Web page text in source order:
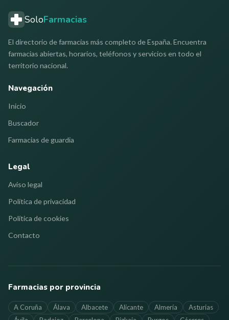
SoloFarmacias
El directorio de farmacias más completo de España. Encuentra
farmacias abiertas, horarios, teléfonos y servicios en todo el
territorio nacional.
Navegación
Inicio
Buscador
Farmacias de guardia
Legal
Aviso legal
Política de privacidad
Política de cookies
Contacto
Farmacias por provincia
A Coruña Álava Albacete Alicante Almería
Asturias